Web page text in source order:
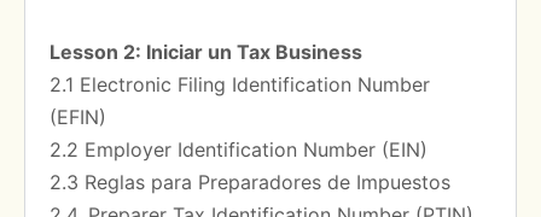
Lesson 2: Iniciar un Tax Business
2.1 Electronic Filing Identification Number
(EFIN)
2.2 Employer Identification Number (EIN)
2.3 Reglas para Preparadores de Impuestos